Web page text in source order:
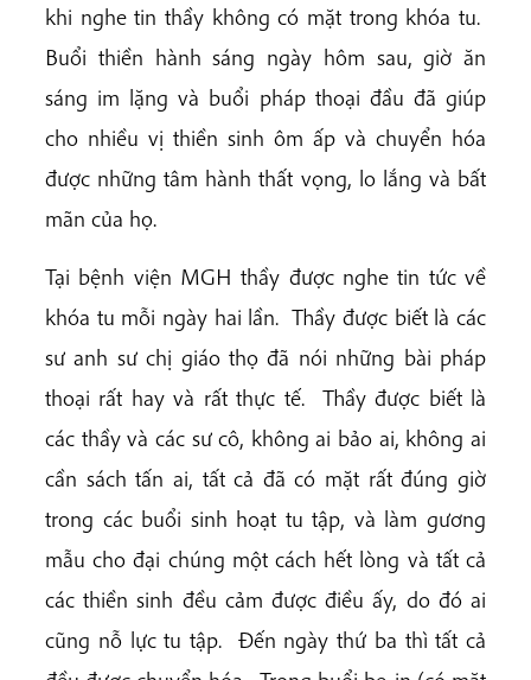
khi nghe tin thầy không có mặt trong khóa tu.
Buổi thiền hành sáng ngày hôm sau, giờ ăn
sáng im lặng và buổi pháp thoại đầu đã giúp
cho nhiều vị thiền sinh ôm ấp và chuyển hóa
được những tâm hành thất vọng, lo lắng và bất
mãn của họ.
Tại bệnh viện MGH thầy được nghe tin tức về
khóa tu mỗi ngày hai lần. Thầy được biết là các
sư anh sư chị giáo thọ đã nói những bài pháp
thoại rất hay và rất thực tế. Thầy được biết là
các thầy và các sư cô, không ai bảo ai, không ai
cần sách tấn ai, tất cả đã có mặt rất đúng giờ
trong các buổi sinh hoạt tu tập, và làm gương
mẫu cho đại chúng một cách hết lòng và tất cả
các thiền sinh đều cảm được điều ấy, do đó ai
cũng nỗ lực tu tập. Đến ngày thứ ba thì tất cả